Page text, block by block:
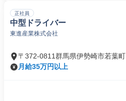
正社員
中型ドライバー
東進産業株式会社
〒372-0811群馬県伊勢崎市若葉町
月給35万円以上